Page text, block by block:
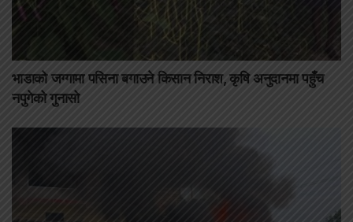
भाडाको जग्गामा पसिना बगाउने किसान निराश, कृषि अनुदानमा पहुँच
नपुगेको गुनासो